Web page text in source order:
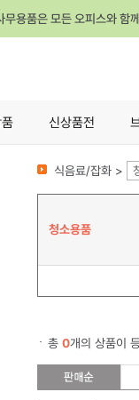
용품은 모든 오피스와 함
신상품전
식음료/잡화 >
청소용품
총 0개의 상품이